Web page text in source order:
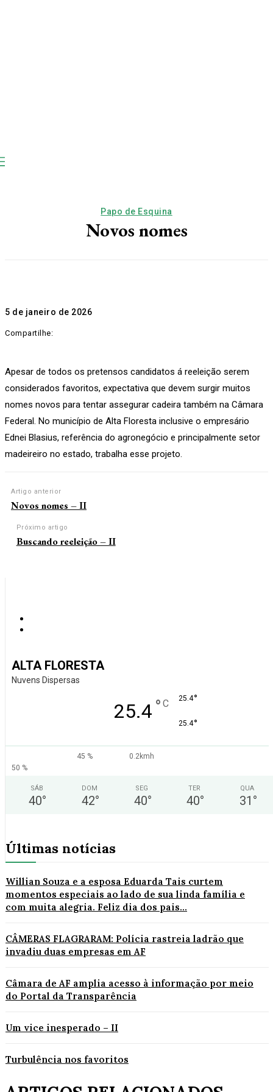
Papo de Esquina
Novos nomes
5 de janeiro de 2026
Compartilhe:
Apesar de todos os pretensos candidatos á reeleição serem
considerados favoritos, expectativa que devem surgir muitos
nomes novos para tentar assegurar cadeira também na Câmara
Federal. No município de Alta Floresta inclusive o empresário
Ednei Blasius, referência do agronegócio e principalmente setor
madeireiro no estado, trabalha esse projeto.
Artigo anterior
Novos nomes – II
Próximo artigo
Buscando reeleição – II
ALTA FLORESTA
Nuvens Dispersas
25.4 ° C 25.4°
25.4°
45 %
0.2kmh
50 %
SÁB
40°
DOM
42°
SEG
40°
TER
40°
QUA
31 °
Últimas notícias
Willian Souza e a esposa Eduarda Tais curtem
momentos especiais ao lado de sua linda família e
com muita alegria. Feliz dia dos pais...
CÂMERAS FLAGRARAM: Polícia rastreia ladrão que
invadiu duas empresas em AF
Câmara de AF amplia acesso à informação por meio
do Portal da Transparência
Um vice inesperado – II
Turbulência nos favoritos